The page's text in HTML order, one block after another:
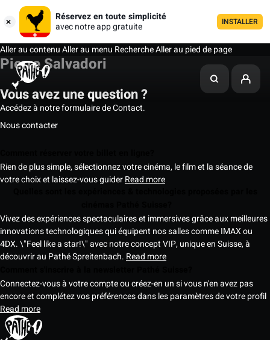
Réservez en toute simplicité
avec notre app gratuite
INSTALLER
Aller au contenuAller au menu RechercheAller au pied de page
Pierre Salvadori
Vous avez une question ?
Accédez à notre formulaire de Contact.
Nous contacter
Rien de plus simple, sélectionnez votre cinéma, le film et la séance de
votre choix et laissez-vous guiderRead more
Vivez des expériences spectaculaires et immersives grâce aux meilleures
innovations technologiques qui équipent nos salles comme IMAX ou
4DX. \"Feel like a star!\" avec notre concept VIP, unique en Suisse, à
découvrir au Pathé Spreitenbach. Read more
Connectez-vous à votre compte ou créez-en un si vous n'en avez pas
encore et complétez vos préférences dans les paramètres de votre profil
Read more